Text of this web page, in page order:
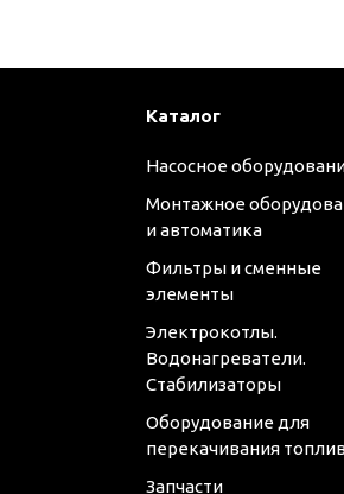
Каталог
Насосное
Монтажное
и автоматика
Фильтры и сменные
элементы
Электрокотлы.
Водонагреватели.
Стабилизаторы
Оборудование для
перекачивания
Запчасти